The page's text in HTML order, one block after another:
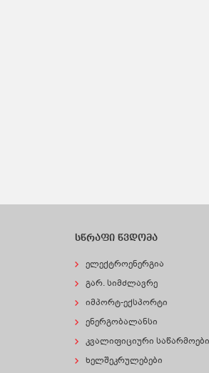
სწრაფი წვდომა
ელექტროენერგია
გარ. სიმძლავრე
იმპორტ-ექსპორტი
ენერგობალანსი
კვალიფიციური საწარმოები
ხელშეკრულებები